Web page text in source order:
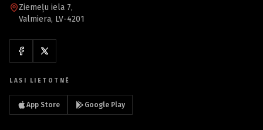
Ziemeļu iela 7,
Valmiera, LV-4201
LASI LIETOTNĒ
App Store Google Play